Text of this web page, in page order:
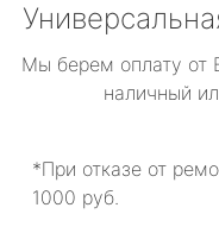
Мы берем оплату от
наличный
*При отказе от
1000 руб.